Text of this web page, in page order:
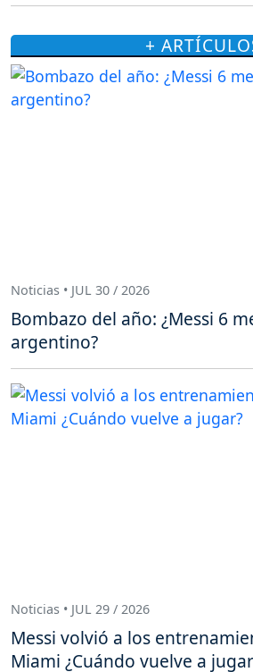
+
Noticias • JUL 30 / 2026
Bombazo del año: ¿Messi 6
argentino?
Noticias • JUL 29 / 2026
Messi volvió a los
Miami ¿Cuándo vuelve a